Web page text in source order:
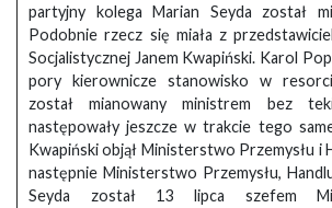
partyjny kolega Marian Seyda został
Podobnie rzecz się miała z
Socjalistycznej Janem Kwapiński. Karol
pory kierownicze stanowisko w
został mianowany ministrem bez
następowały jeszcze w trakcie tego
Kwapiński objął Ministerstwo Przemysłu i
następnie Ministerstwo Przemysłu,
Seyda został 13 lipca szefem